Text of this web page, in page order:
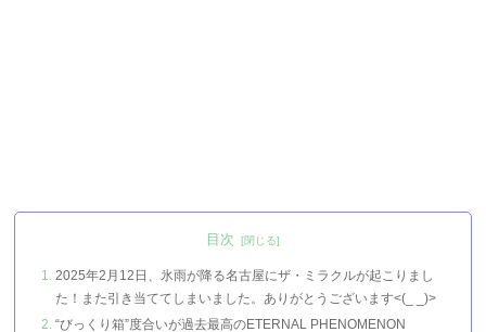
目次
2025年2月12日、氷雨が降る名古屋にザ・ミラクルが起こりまし
た！また引き当ててしまいました。ありがとうございます<(_ _)>
“びっくり箱”度合いが過去最高のETERNAL PHENOMENON